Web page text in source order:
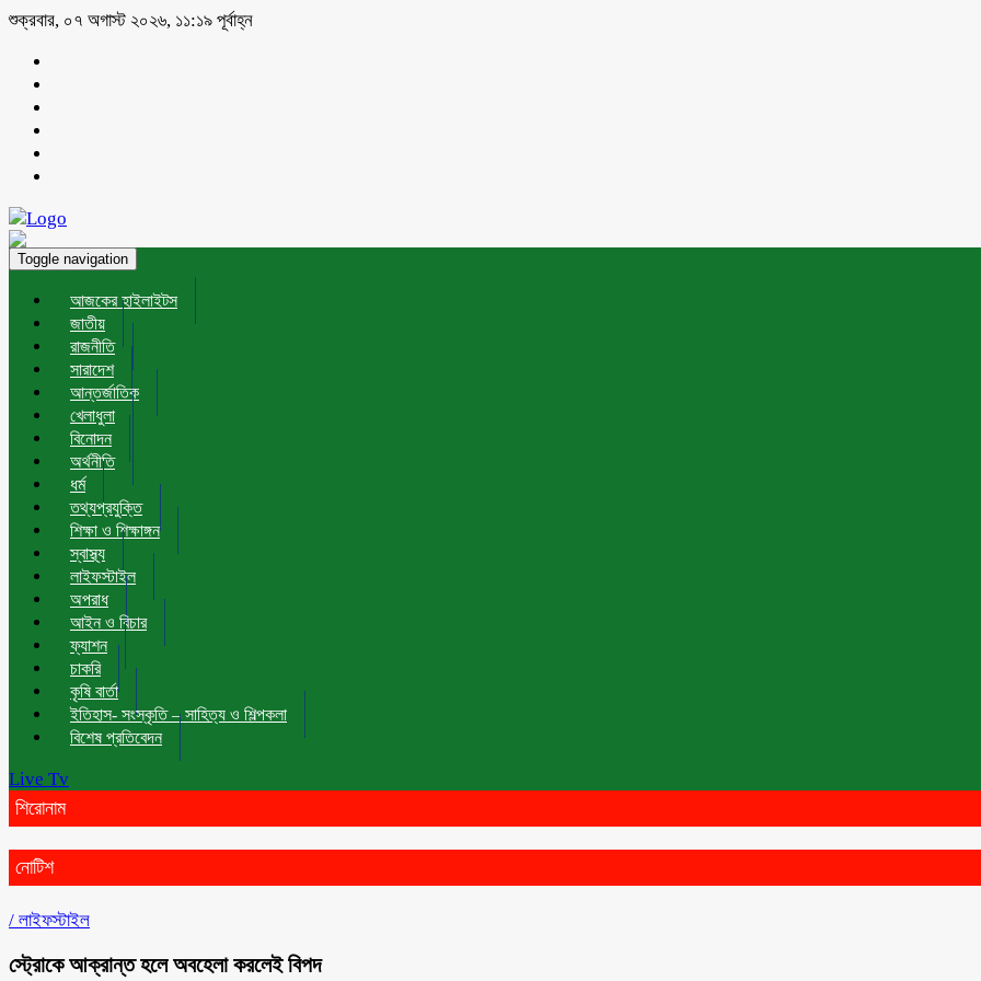
শুক্রবার, ০৭ অগাস্ট ২০২৬, ১১:১৯ পূর্বাহ্ন
Toggle navigation
আজকের হাইলাইটস
জাতীয়
রাজনীতি
সারাদেশ
আন্তর্জাতিক
খেলাধুলা
বিনোদন
অর্থনীতি
ধর্ম
তথ্যপ্রযুক্তি
শিক্ষা ও শিক্ষাঙ্গন
স্বাস্থ্য
লাইফস্টাইল
অপরাধ
আইন ও বিচার
ফ্যাশন
চাকরি
কৃষি বার্তা
ইতিহাস- সংস্কৃতি – সাহিত্য ও শিল্পকলা
বিশেষ প্রতিবেদন
Live Tv
শিরোনাম
নোটিশ
/ লাইফস্টাইল
স্ট্রোকে আক্রান্ত হলে অবহেলা করলেই বিপদ